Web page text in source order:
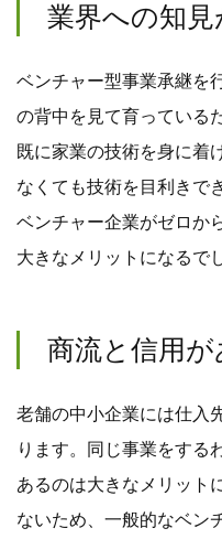
業界への知見
ベンチャー型事業承継を
の背中を見て育っている
既に家業の技術を身に着
なくても技術を目利きで
ベンチャー企業がゼロか
大きなメリットになるで
商流と信用が
老舗の中小企業には仕入
ります。同じ事業をする
あるのは大きなメリット
ないため、一般的なベン